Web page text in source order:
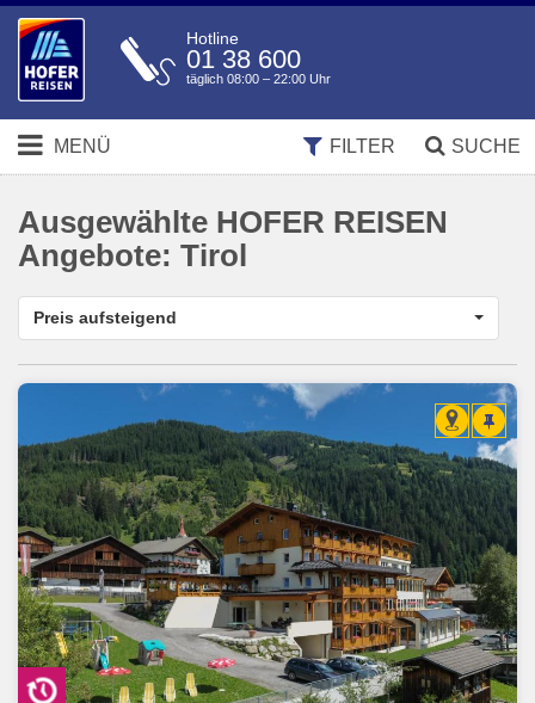
Hotline
01 38 600
täglich 08:00 – 22:00 Uhr
MENÜ SUCHE
FILTER
Ausgewählte HOFER REISEN
Angebote: Tirol
Preis aufsteigend